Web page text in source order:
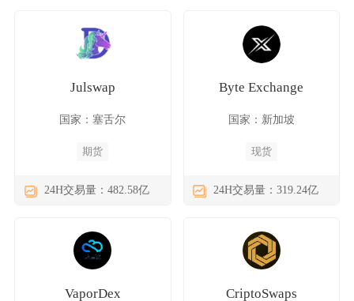
Julswap
国家：塞舌尔
期货
24H交易量：482.58亿
Byte Exchange
国家：新加坡
现货
24H交易量：319.24亿
VaporDex CriptoSwaps